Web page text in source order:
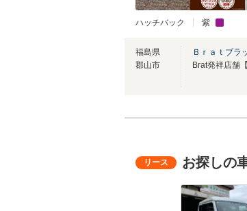
ハッチバック 紫
福島県
郡山市
Ｂｒａｔブ
Brat発祥店舗
お探しの